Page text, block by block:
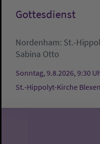
Gottesdienst
Nordenham: St.-
Sabina Otto
Sonntag, 9.8.2026, 9:30
St.-Hippolyt-Kirche Blexen